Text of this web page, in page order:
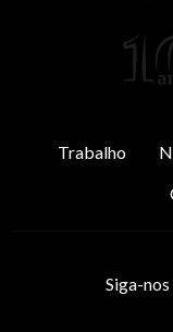
Trabalho
Siga-nos